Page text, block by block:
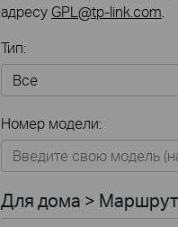
адресу GPL@tp-link.com
Тип:
Для дома
Умный дом
Для бизнеса
Номер модели:
Для дома >